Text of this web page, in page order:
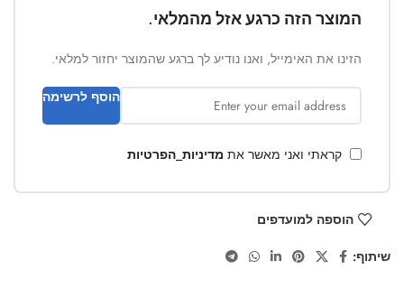
המוצר הזה כרגע אזל מהמלאי.
הזינו את האימייל, ואנו נודיע לך ברגע שהמוצר יחזור למלאי.
הוסף לרשימה
קראתי ואני מאשר את מדיניות_הפרטיות
הוספה למועדפים
שיתוף: